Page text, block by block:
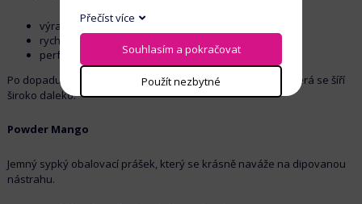
výrazná sladká vůně
rychlé uvolňování atraktorů
perfektní základ pro powder
Po dopadu do vody vytváří intenzivní aromatickou stopu, která se šíří
široko daleko.
Powder Mango
Jemný sypký obalovací prášek, který se krásně naváže na dipovanou
nástrahu.
Přečíst více
Souhlasím a pokračovat
Použít nezbytné